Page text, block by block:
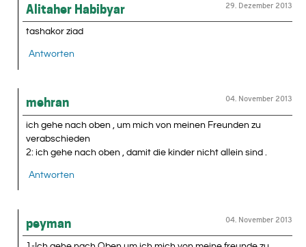
Alitaher Habibyar 29. Dezember 2013
tashakor ziad
Antworten
mehran 04. November 2013
ich gehe nach oben , um mich von meinen Freunden zu
verabschieden
2: ich gehe nach oben , damit die kinder nicht allein sind .
Antworten
peyman 04. November 2013